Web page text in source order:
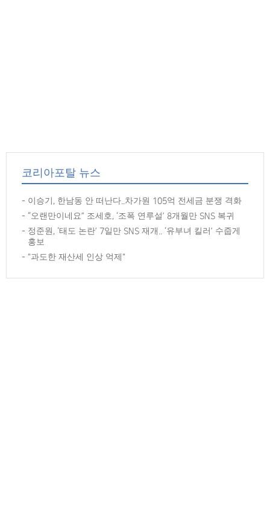
코리아포탈 뉴스
이승기, 한남동 안 떠난다..차가원 105억 전세금 분쟁 격화
“오랜만이네요” 조세호, ‘조폭 연루설’ 8개월만 SNS 복귀
정준원, ‘태도 논란’ 7일만 SNS 재개.. ‘유부녀 킬러’ 수줍게
홍보
"과도한 재산세 인상 억제"